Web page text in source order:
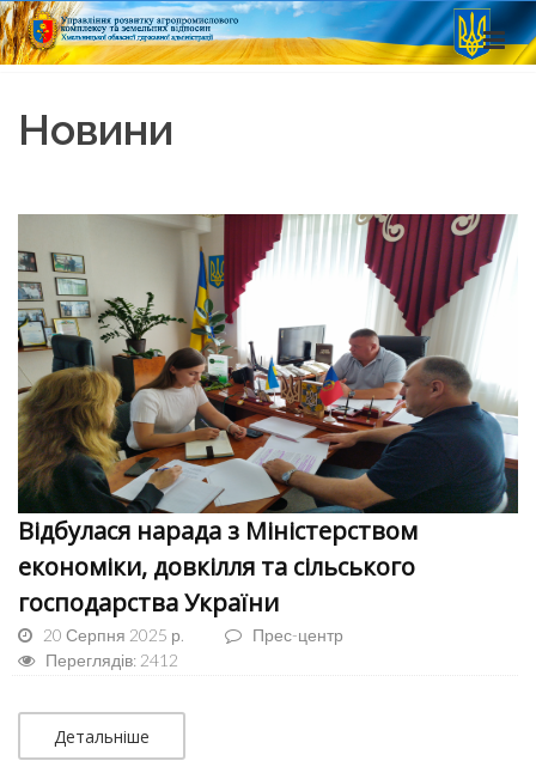
Новини
Відбулася нарада з Міністерством
економіки, довкілля та сільського
господарства України
20 Серпня 2025 р.
Прес-центр
Переглядів: 2412
Детальніше